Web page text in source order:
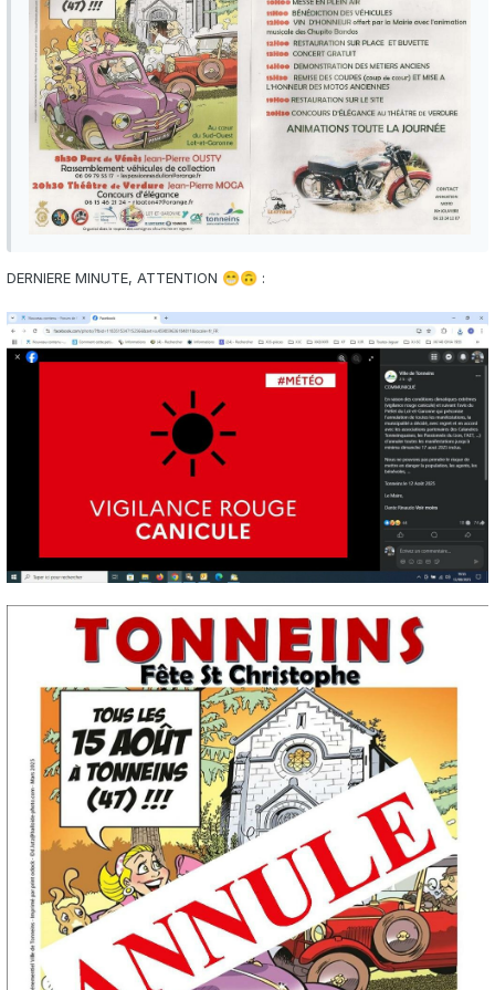
DERNIERE MINUTE, ATTENTION 😁🙃 :